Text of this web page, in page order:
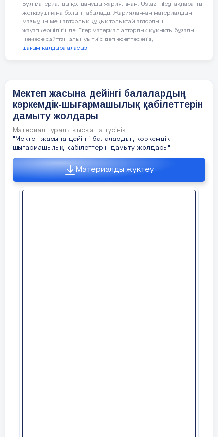
басынан кешкен қуанышының,
талпынысының, толғанысының маңызы
зор деп білемін.
Бұл материалды қолданушы жариялаған. Ustaz Tilegi ақпаратты
жеткізуші ғана болып табылады. Жарияланған материалдың
мазмұны мен авторлық құқық толықтай автордың
жауапкершілігінде. Егер материал авторлық құқықты бұзады
немесе сайттан алынуы тиіс деп есептесеңіз,
шағым қалдыра аласыз
Мектеп жасына дейінгі балалардың
көркемдік-шығармашылық қабілеттерін
дамыту жолдары
Материал туралы қысқаша түсінік
"Мектеп жасына дейінгі балалардың көркемдік-
шығармашылық қабілеттерін дамыту жолдары"
Материалды жүктеу